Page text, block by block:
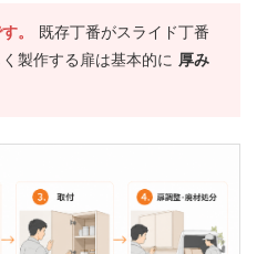
。
既存丁番がスライド丁番
製作する扉は基本的に 厚み